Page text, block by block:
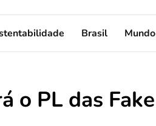
Brasil Mundo
o PL das Fake